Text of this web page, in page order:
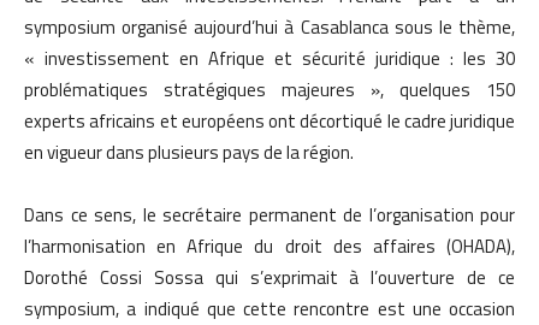
symposium organisé aujourd’hui à Casablanca sous le thème,
« investissement en Afrique et sécurité juridique : les 30
problématiques stratégiques majeures », quelques 150
experts africains et européens ont décortiqué le cadre juridique
en vigueur dans plusieurs pays de la région.
Dans ce sens, le secrétaire permanent de l’organisation pour
l’harmonisation en Afrique du droit des affaires (OHADA),
Dorothé Cossi Sossa qui s’exprimait à l’ouverture de ce
symposium, a indiqué que cette rencontre est une occasion